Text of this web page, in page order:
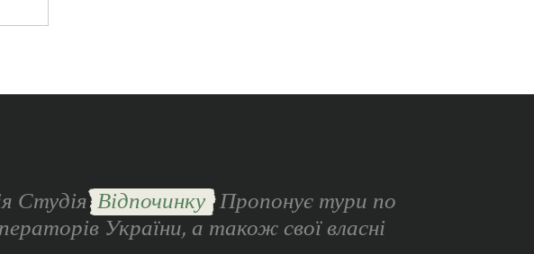
СтудіяВідпочинку Пропонує тури по
України, а також свої власні